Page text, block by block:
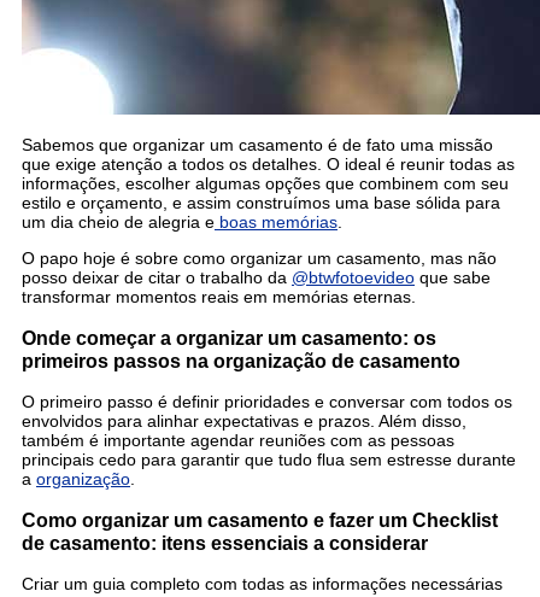
Sabemos que organizar um casamento é de fato uma missão
que exige atenção a todos os detalhes. O ideal é reunir todas as
informações, escolher algumas opções que combinem com seu
estilo e orçamento, e assim construímos uma base sólida para
um dia cheio de alegria e boas memórias.
O papo hoje é sobre como organizar um casamento, mas não
posso deixar de citar o trabalho da @btwfotoevideo que sabe
transformar momentos reais em memórias eternas.
Onde começar a organizar um casamento: os
primeiros passos na organização de casamento
O primeiro passo é definir prioridades e conversar com todos os
envolvidos para alinhar expectativas e prazos. Além disso,
também é importante agendar reuniões com as pessoas
principais cedo para garantir que tudo flua sem estresse durante
a organização
Como organizar um casamento e fazer um Checklist
de casamento: itens essenciais a considerar
Criar um guia completo com todas as informações necessárias